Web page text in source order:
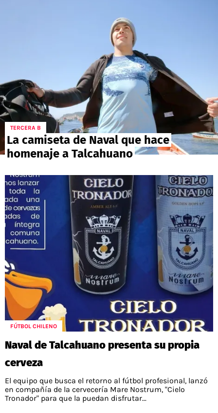
RESULTADOS
TABLA DE POSICIONES
APUESTAS
Términos y Condiciones
Políticas de Privacidad
Ad Choices
RedGol, al igual que Futbol Sites, es una
TERCERA B
La camiseta de Naval que hace
homenaje a Talcahuano
FÚTBOL CHILENO
Naval de Talcahuano presenta su propia
cerveza
El equipo que busca el retorno al fútbol profesional, lanzó
en compañía de la cervecería Mare Nostrum, "Cielo
Tronador" para que la puedan disfrutar...